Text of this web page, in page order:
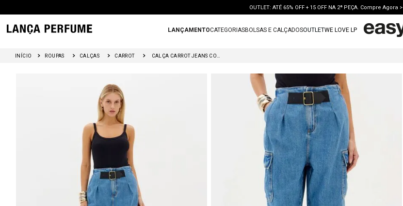
OUTLET: ATÉ 65% OFF + 15 OFF NA 2ª PEÇA. Compre Agora >
LANÇAMENTOCATEGORIASBOLSAS E CALÇADOSOUTLETWE LOVE LP
ROUPAS CALÇAS CARROT CALÇA CARROT JEANS COM CINTURA ALTA
2º
bolsa
3 º
calca jeans
4º
blusa
º
calca
vestido curto
7º
bota
º
tenis
º
t shirt